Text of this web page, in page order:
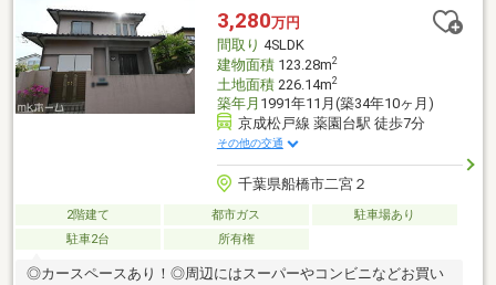
木剪定・砂利石敷設) 他※2026年4月7日完成資金計画ご相談、詳
細資料をご希望の際はお気軽にお問合せ下さい。
3,280万円
間取り 4SLDK
建物面積123.28m2
土地面積226.14m2
築年月 1991年11月(築34年10ヶ月)
京成松戸線 薬園台駅 徒歩7分
その他の交通
千葉県船橋市二宮２
2階建て 都市ガス
駐車場あり
駐車2台
所有権
◎カースペースあり！◎周辺にはスーパーやコンビニなどお買い